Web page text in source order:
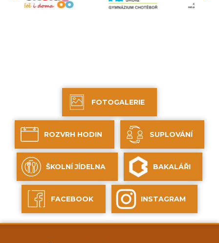
FOTOGALERIE
ROZVRH HODIN SUPLOVÁNÍ
ŠKOLNÍ JÍDELNA BAKALÁŘI
FACEBOOK INSTAGRAM